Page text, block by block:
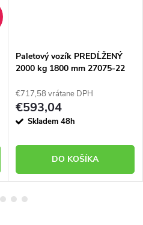
Paletový vozík PREDĹŽENÝ
2000 kg 1800 mm 27075-22
€717,58 vrátane DPH
€593,04
Skladem 48h
DO KOŠÍKA